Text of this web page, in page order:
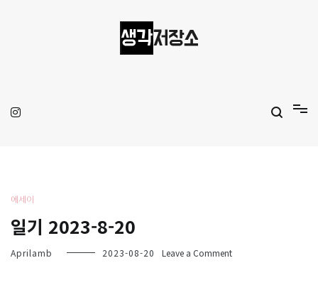
에세이
일기 2023-8-20
Aprilamb 2023-08-20 Leave a Commenton